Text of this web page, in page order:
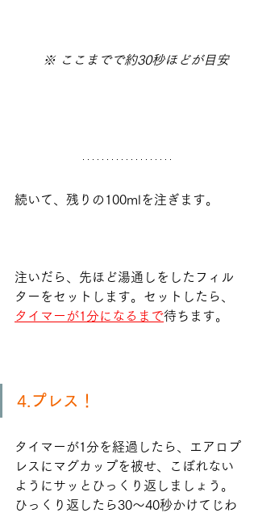
※ ここまでで約30秒ほどが目安
続いて、残りの100mlを注ぎます。
注いだら、先ほど湯通しをしたフィル
ターをセットします。セットしたら、
タイマーが1分になるまで待ちます。
4.プレス！
タイマーが1分を経過したら、エアロプ
レスにマグカップを被せ、こぼれない
ようにサッとひっくり返しましょう。
ひっくり返したら30〜40秒かけてじわ